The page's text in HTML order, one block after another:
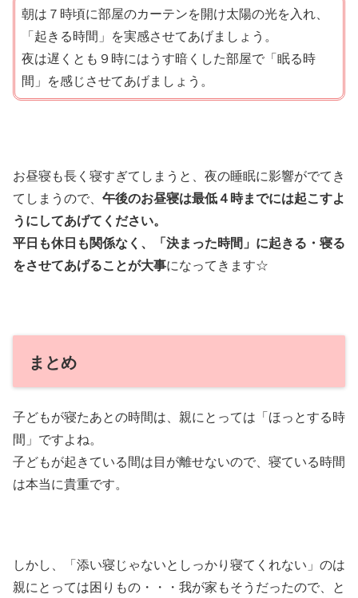
朝は７時頃に部屋のカーテンを開け太陽の光を入れ、
「起きる時間」を実感させてあげましょう。
夜は遅くとも９時にはうす暗くした部屋で「眠る時
間」を感じさせてあげましょう。
お昼寝も長く寝すぎてしまうと、夜の睡眠に影響がでてき
てしまうので、 午後のお昼寝は最低４時までには起こすよ
うにしてあげてください。
平日も休日も関係なく、「決まった時間」に起きる・寝る
をさせてあげることが大事になってきます☆
まとめ
子どもが寝たあとの時間は、親にとっては「ほっとする時
間」ですよね。
子どもが起きている間は目が離せないので、寝ている時間
は本当に貴重です。
しかし、「添い寝じゃないとしっかり寝てくれない」のは
親にとっては困りもの・・・我が家もそうだったので、と